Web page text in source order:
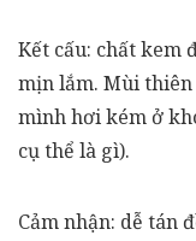
Kết cấu: chất kem
mịn lắm. Mùi
mình hơi kém ở
cụ thể là gì).
Cảm nhận: dễ tán